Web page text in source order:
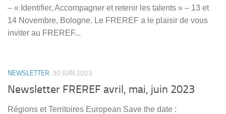
– « Identifier, Accompagner et retenir les talents » – 13 et
14 Novembre, Bologne. Le FREREF a le plaisir de vous
inviter au FREREF...
NEWSLETTER 30 JUIN 2023
Newsletter FREREF avril, mai, juin 2023
Régions et Territoires European Save the date :